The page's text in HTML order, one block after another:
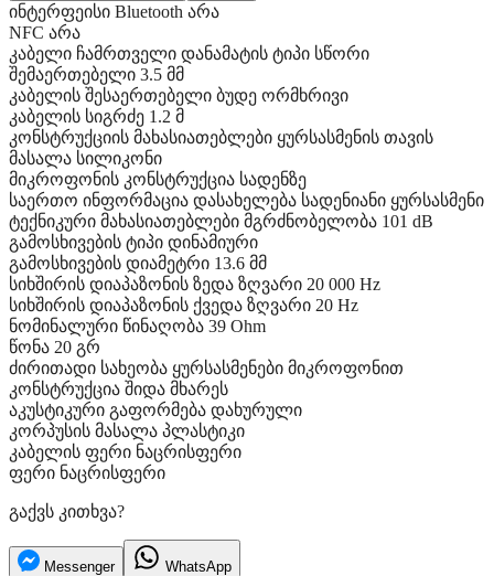
ინტერფეისი Bluetooth არა
NFC არა
კაბელი ჩამრთველი დანამატის ტიპი სწორი
შემაერთებელი 3.5 მმ
კაბელის შესაერთებელი ბუდე ორმხრივი
კაბელის სიგრძე 1.2 მ
კონსტრუქციის მახასიათებლები ყურსასმენის თავის
მასალა სილიკონი
მიკროფონის კონსტრუქცია სადენზე
საერთო ინფორმაცია დასახელება სადენიანი ყურსასმენი
ტექნიკური მახასიათებლები მგრძნობელობა 101 dB
გამოსხივების ტიპი დინამიური
გამოსხივების დიამეტრი 13.6 მმ
სიხშირის დიაპაზონის ზედა ზღვარი 20 000 Hz
სიხშირის დიაპაზონის ქვედა ზღვარი 20 Hz
ნომინალური წინაღობა 39 Ohm
წონა 20 გრ
ძირითადი სახეობა ყურსასმენები მიკროფონით
კონსტრუქცია შიდა მხარეს
აკუსტიკური გაფორმება დახურული
კორპუსის მასალა პლასტიკი
კაბელის ფერი ნაცრისფერი
ფერი ნაცრისფერი
გაქვს კითხვა?
Messenger WhatsApp